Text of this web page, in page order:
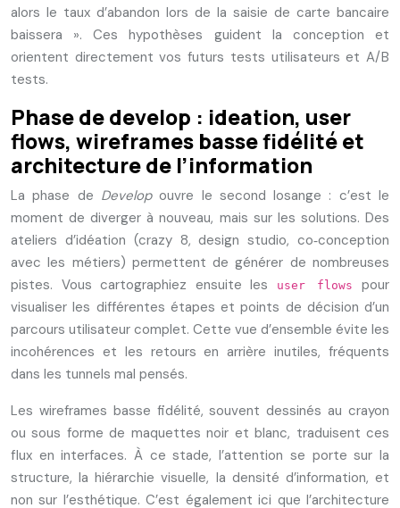
alors le taux d’abandon lors de la saisie de carte bancaire
baissera ». Ces hypothèses guident la conception et
orientent directement vos futurs tests utilisateurs et A/B
tests.
Phase de develop : ideation, user
flows, wireframes basse fidélité et
architecture de l’information
La phase de Developouvre le second losange : c’est le
moment de diverger à nouveau, mais sur les solutions. Des
ateliers d’idéation (crazy 8, design studio, co‑conception
avec les métiers) permettent de générer de nombreuses
pistes. Vous cartographiez ensuite les
user flows
pour
visualiser les différentes étapes et points de décision d’un
parcours utilisateur complet. Cette vue d’ensemble évite les
incohérences et les retours en arrière inutiles, fréquents
dans les tunnels mal pensés.
Les wireframes basse fidélité, souvent dessinés au crayon
ou sous forme de maquettes noir et blanc, traduisent ces
flux en interfaces. À ce stade, l’attention se porte sur la
structure, la hiérarchie visuelle, la densité d’information, et
non sur l’esthétique. C’est également ici que l’architecture